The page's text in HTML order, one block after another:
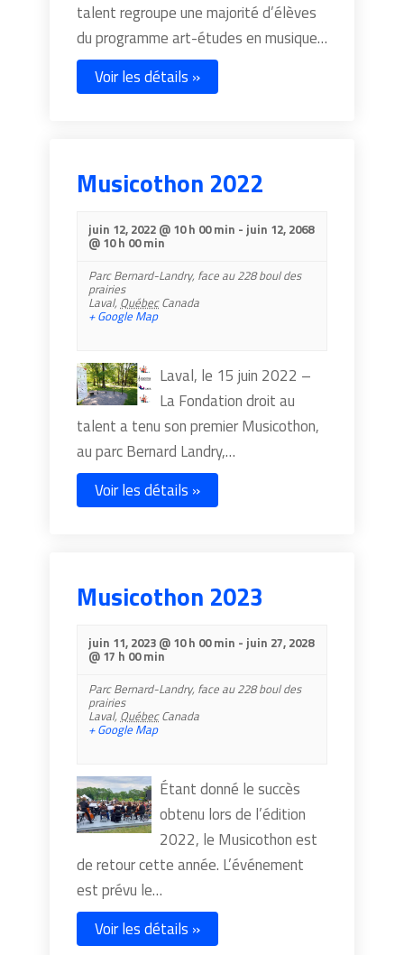
talent regroupe une majorité d’élèves
du programme art-études en musique…
Voir les détails »
Musicothon 2022
juin 12, 2022 @ 10 h 00 min - juin 12, 2068
@ 10 h 00 min
Parc Bernard-Landry, face au 228 boul des
prairies
Laval, Québec Canada
+ Google Map
Laval, le 15 juin 2022 –
La Fondation droit au
talent a tenu son premier Musicothon,
au parc Bernard Landry,…
Voir les détails »
Musicothon 2023
juin 11, 2023 @ 10 h 00 min - juin 27, 2028
@ 17 h 00 min
Parc Bernard-Landry, face au 228 boul des
prairies
Laval, Québec Canada
+ Google Map
Étant donné le succès
obtenu lors de l’édition
2022, le Musicothon est
de retour cette année. L’événement
est prévu le…
Voir les détails »